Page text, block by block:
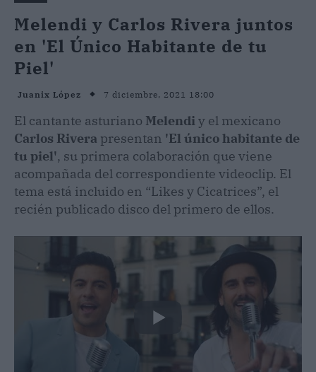
Melendi y Carlos Rivera juntos
en 'El Único Habitante de tu
Piel'
Juanix López 7 diciembre, 2021 18:00
El cantante asturiano Melendiy el mexicano
Carlos Rivera presentan 'El único habitante de
tu piel', su primera colaboración que viene
acompañada del correspondiente videoclip. El
tema está incluido en “Likes y Cicatrices”, el
recién publicado disco del primero de ellos.